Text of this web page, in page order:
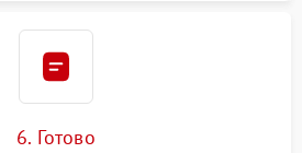
6. Готово